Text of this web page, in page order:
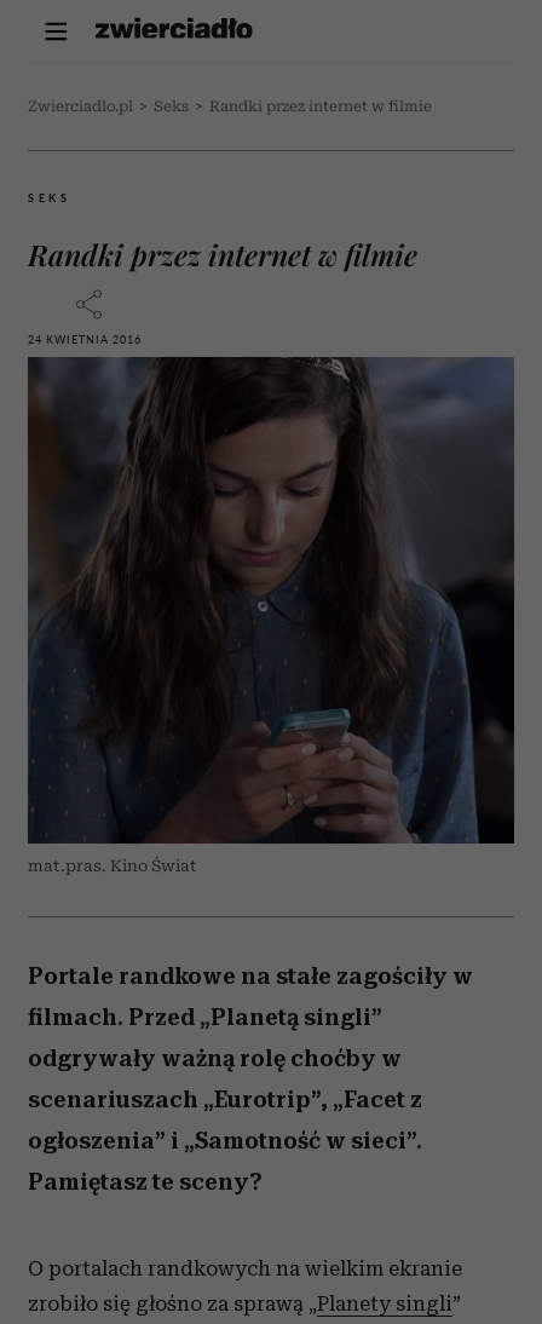
Zwierciadlo.pl > Seks > Randki przez internet w filmie
SEKS
Randki przez internet w filmie
24 KWIETNIA 2016
mat.pras. Kino Świat
Portale randkowe na stałe zagościły w
filmach. Przed „Planetą singli”
odgrywały ważną rolę choćby w
scenariuszach „Eurotrip”, „Facet z
ogłoszenia” i „Samotność w sieci”.
Pamiętasz te sceny?
O portalach randkowych na wielkim ekranie
zrobiło się głośno za sprawą „Planety singli”